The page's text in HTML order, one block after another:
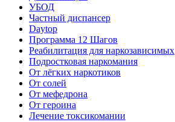
УБОД
Частный диспансер
Daytop
Программа 12 Шагов
Реабилитация для наркозависимых
Подростковая наркомания
От лёгких наркотиков
От солей
От мефедрона
От героина
Лечение токсикомании